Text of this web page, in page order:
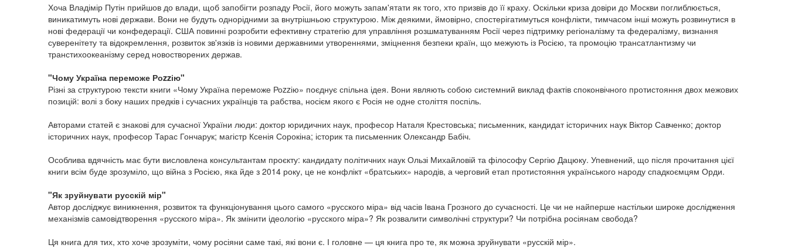
Хоча Владімір Путін прийшов до влади, щоб запобігти розпаду Росії, його можуть запам'ятати як того, хто призвів до її краху. Оскільки криза довіри до Москви поглиблюється,
виникатимуть нові держави. Вони не будуть однорідними за внутрішньою структурою. Між деякими, ймовірно, спостерігатимуться конфлікти, тимчасом інші можуть розвинутися в
нові федерації чи конфедерації. США повинні розробити ефективну стратегію для управління розшматуванням Росії через підтримку регіоналізму та федералізму, визнання
суверенітету та відокремлення, розвиток зв'язків із новими державними утвореннями, зміцнення безпеки країн, що межують із Росією, та промоцію трансатлантизму чи
транстихоокеанізму серед новостворених держав.
"Чому Україна переможе Роzzію"
Різні за структурою тексти книги «Чому Україна переможе Роzzію» поєднує спільна ідея. Вони являють собою системний виклад фактів споконвічного протистояння двох межових
позицій: волі з боку наших предків і сучасних українців та рабства, носієм якого є Росія не одне століття поспіль.
Авторами статей є знакові для сучасної України люди: доктор юридичних наук, професор Наталя Крестовська; письменник, кандидат історичних наук Віктор Савченко; доктор
історичних наук, професор Тарас Гончарук; магістр Ксенія Сорокіна; історик та письменник Олександр Бабіч.
Особлива вдячність має бути висловлена консультантам проєкту: кандидату політичних наук Ользі Михайловій та філософу Сергію Дацюку. Упевнений, що після прочитання цієї
книги всім буде зрозуміло, що війна з Росією, яка йде з 2014 року, це не конфлікт «братських» народів, а черговий етап протистояння українського народу спадкоємцям Орди.
"Як зруйнувати русскій мір"
Автор досліджує виникнення, розвиток та функціонування цього самого «русского міра» від часів Івана Грозного до сучасності. Це чи не найперше настільки широке дослідження
механізмів самовідтворення «русского міра». Як змінити ідеологію «русского міра»? Як розвалити символічні структури? Чи потрібна росіянам свобода?
Ця книга для тих, хто хоче зрозуміти, чому росіяни саме такі, які вони є. І головне — ця книга про те, як можна зруйнувати «русскій мір».